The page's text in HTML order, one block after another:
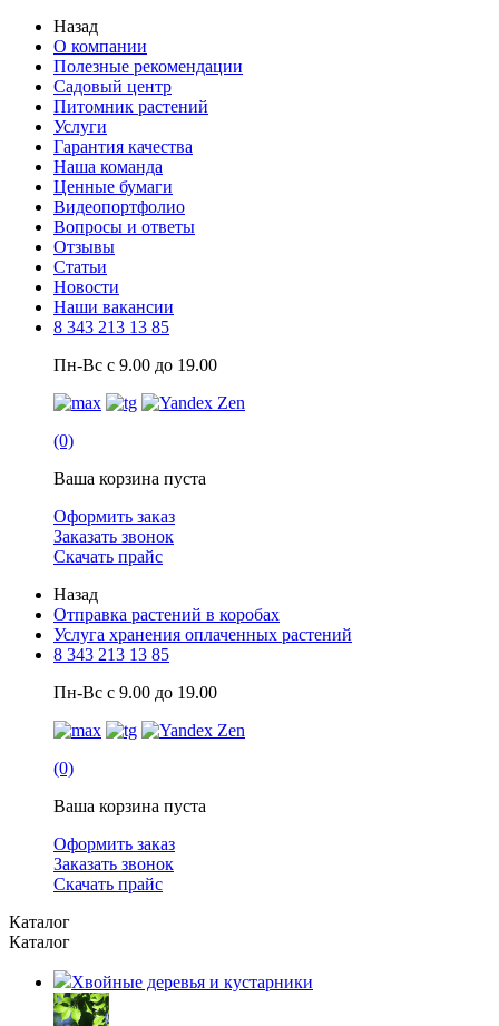
Назад
О компании
Полезные рекомендации
Садовый центр
Питомник растений
Услуги
Гарантия качества
Наша команда
Ценные бумаги
Видеопортфолио
Вопросы и ответы
Отзывы
Статьи
Новости
Наши вакансии
8 343 213 13 85
Пн-Вс с 9.00 до 19.00
(0)
Ваша корзина пуста
Оформить заказ
Заказать звонок
Скачать прайс
Назад
Отправка растений в коробах
Услуга хранения оплаченных растений
8 343 213 13 85
Пн-Вс с 9.00 до 19.00
(0)
Ваша корзина пуста
Оформить заказ
Заказать звонок
Скачать прайс
Каталог
Каталог
Хвойные деревья и кустарники